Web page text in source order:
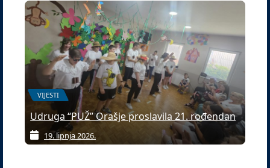
VIJESTI
Udruga “PUŽ” Orašje proslavila 21. rođendan
19. lipnja 2026.